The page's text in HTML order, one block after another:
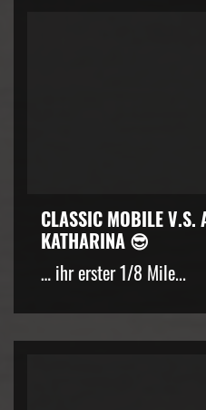
CLASSIC MOBILE V.S.
KATHARINA 😎
… ihr erster 1/8 Mile...